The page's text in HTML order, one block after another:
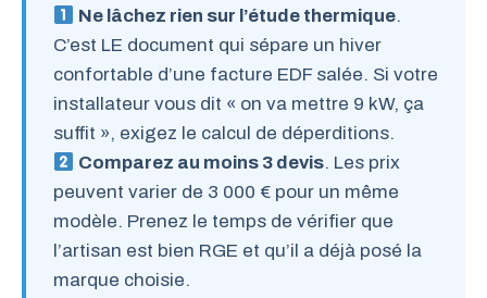
Ne lâchez rien sur l’étude thermique.
C’est LE document qui sépare un hiver
confortable d’une facture EDF salée. Si votre
installateur vous dit « on va mettre 9 kW, ça
suffit », exigez le calcul de déperditions.
Comparez au moins 3 devis. Les prix
peuvent varier de 3 000 € pour un même
modèle. Prenez le temps de vérifier que
l’artisan est bien RGE et qu’il a déjà posé la
marque choisie.